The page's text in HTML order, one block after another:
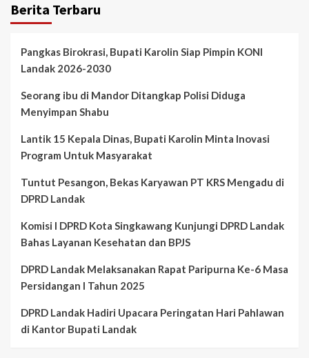
Berita Terbaru
Pangkas Birokrasi, Bupati Karolin Siap Pimpin KONI
Landak 2026-2030
Seorang ibu di Mandor Ditangkap Polisi Diduga
Menyimpan Shabu
Lantik 15 Kepala Dinas, Bupati Karolin Minta Inovasi
Program Untuk Masyarakat
Tuntut Pesangon, Bekas Karyawan PT KRS Mengadu di
DPRD Landak
Komisi I DPRD Kota Singkawang Kunjungi DPRD Landak
Bahas Layanan Kesehatan dan BPJS
DPRD Landak Melaksanakan Rapat Paripurna Ke-6 Masa
Persidangan I Tahun 2025
DPRD Landak Hadiri Upacara Peringatan Hari Pahlawan
di Kantor Bupati Landak